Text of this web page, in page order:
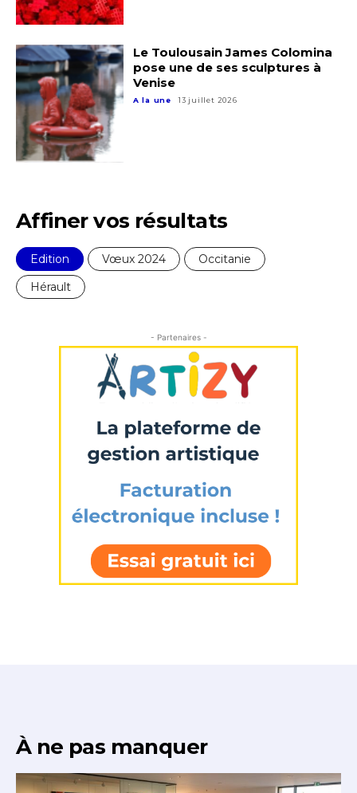
termes et conditions
* Champ obligatoire
Adresse email*
Le Toulousain James Colomina
pose une de ses sculptures à
Venise
A la une 13 juillet 2026
Affiner vos résultats
Edition Vœux 2024
Occitanie
Hérault
- Partenaires -
À ne pas manquer